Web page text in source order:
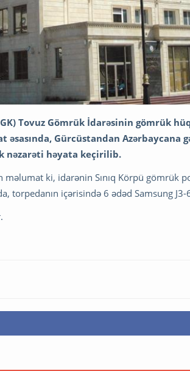
Tovuz Gömrük İdarəsinin gömrük
əsasında, Gürcüstandan Azərbaycana
nəzarəti həyata keçirilib.
məlumat ki, idarənin Sınıq Körpü gömrük
torpedanın içərisində 6 ədəd Samsung